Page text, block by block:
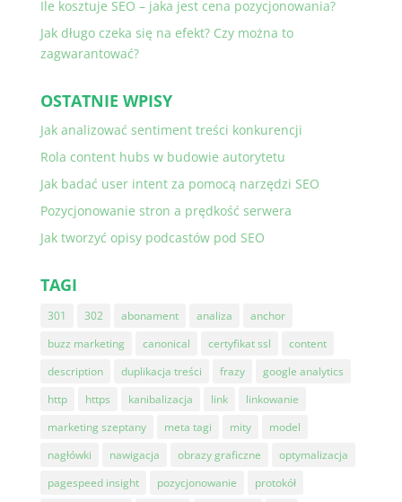
Ile kosztuje SEO – jaka jest cena pozycjonowania?
Jak długo czeka się na efekt? Czy można to
zagwarantować?
OSTATNIE WPISY
Jak analizować sentiment treści konkurencji
Rola content hubs w budowie autorytetu
Jak badać user intent za pomocą narzędzi SEO
Pozycjonowanie stron a prędkość serwera
Jak tworzyć opisy podcastów pod SEO
TAGI
301 302 abonament analiza
anchor
buzz marketing
canonical certyfikat ssl
content
description
duplikacja treści frazy
google analytics
http
https kanibalizacja link
linkowanie
marketing szeptany
meta tagi mity
model
nagłówki
nawigacja obrazy graficzne
optymalizacja
pagespeed insight
pozycjonowanie
protokół